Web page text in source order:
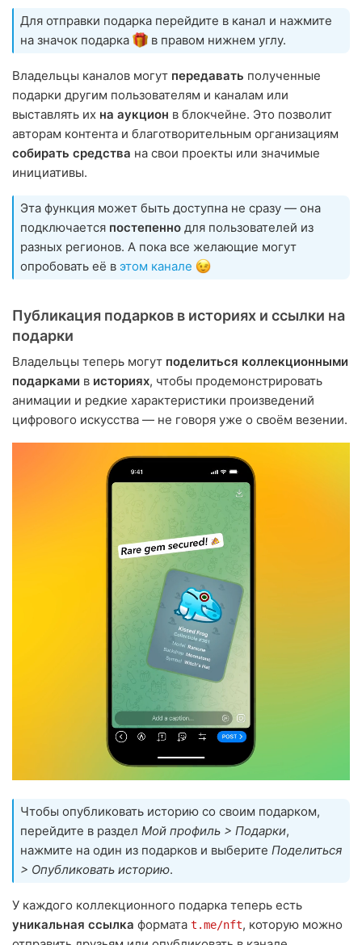
Для отправки подарка перейдите в канал и нажмите
на значок подарка
в правом нижнем углу.
Владельцы каналов могут передавать полученные
подарки другим пользователям и каналам или
выставлять их на аукцион в блокчейне. Это позволит
авторам контента и благотворительным организациям
собирать средства на свои проекты или значимые
инициативы.
Эта функция может быть доступна не сразу — она
подключается постепенно для пользователей из
разных регионов. А пока все желающие могут
опробовать её в этом канале
Публикация подарков в историях и ссылки на
подарки
Владельцы теперь могут поделиться коллекционными
подарками в историях, чтобы продемонстрировать
анимации и редкие характеристики произведений
цифрового искусства — не говоря уже о своём везении.
Чтобы опубликовать историю со своим подарком,
перейдите в раздел Мой профиль > Подарки,
нажмите на один из подарков и выберите Поделиться
> Опубликовать историю.
У каждого коллекционного подарка теперь есть
уникальная ссылка формата t.me/nft, которую можно